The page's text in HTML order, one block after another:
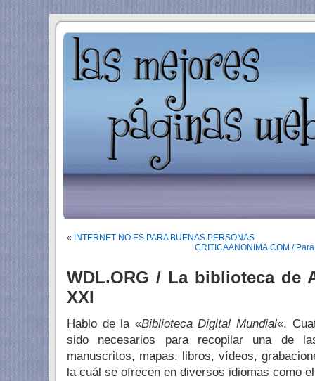
«
INTERNET NO ES PARA BUENAS PERSONAS
CRITICAANONIMA.COM /
WDL.ORG / La biblioteca de
XXI
Hablo de la «Biblioteca Digital Mundial«.
sido necesarios para recopilar una de
manuscritos, mapas, libros, vídeos,
la cuál se ofrecen en diversos idiomas como